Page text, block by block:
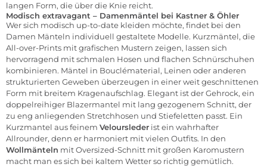
langen Form, die über die Knie reicht.
Modisch extravagant – Damenmäntel bei Kastner & Öhler
Wer sich modisch up-to-date kleiden möchte, findet bei den
Damen Mänteln individuell gestaltete Modelle. Kurzmäntel, die
All-over-Prints mit grafischen Mustern zeigen, lassen sich
hervorragend mit schmalen Hosen und flachen Schnürschuhen
kombinieren. Mäntel in Bouclématerial, Leinen oder anderen
strukturierten Geweben überzeugen in einer weit geschnittenen
Form mit breitem Kragenaufschlag. Elegant ist der Gehrock, ein
doppelreihiger Blazermantel mit lang gezogenem Schnitt, der
zu eng anliegenden Stretchhosen und Stiefeletten passt. Ein
Kurzmantel aus feinem Veloursleder ist ein wahrhafter
Allrounder, denn er harmoniert mit vielen Outfits. In den
Wollmänteln mit Oversized-Schnitt mit großen Karomustern
macht man es sich bei kaltem Wetter so richtig gemütlich.